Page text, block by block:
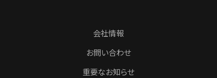
会社情報
お問い合わせ
重要なお知らせ